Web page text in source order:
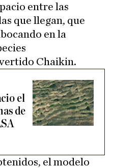
entre las
que llegan, que
en la
Chaikin.
el
de
el modelo